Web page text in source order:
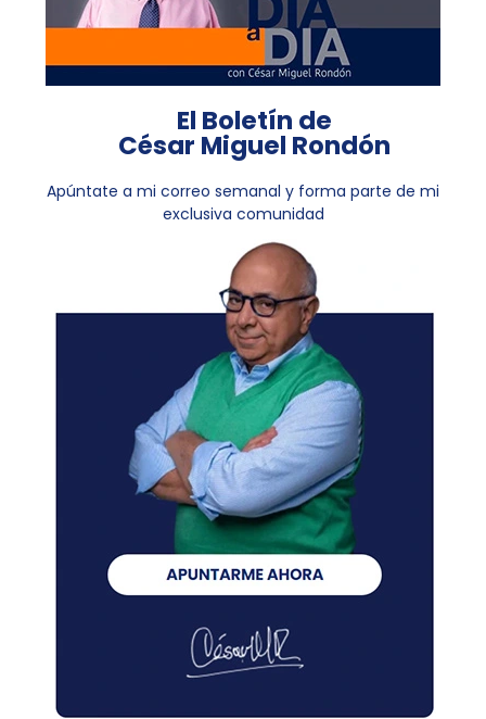
El Boletín de
César Miguel Rondón
Apúntate a mi correo semanal y forma parte de mi
exclusiva comunidad